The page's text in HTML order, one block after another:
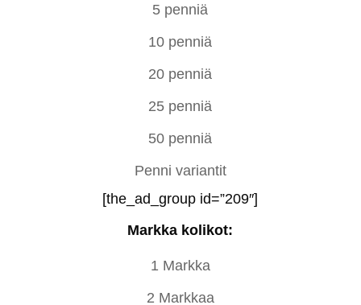
5 penniä
10 penniä
20 penniä
25 penniä
50 penniä
Penni variantit
[the_ad_group id=”209″]
Markka kolikot:
1 Markka
2 Markkaa